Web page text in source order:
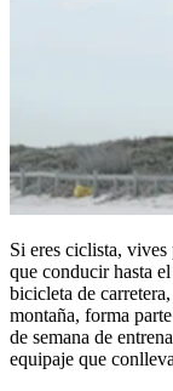
Si eres ciclista, vives
que conducir hasta
bicicleta de
montaña, forma
de semana de
equipaje que